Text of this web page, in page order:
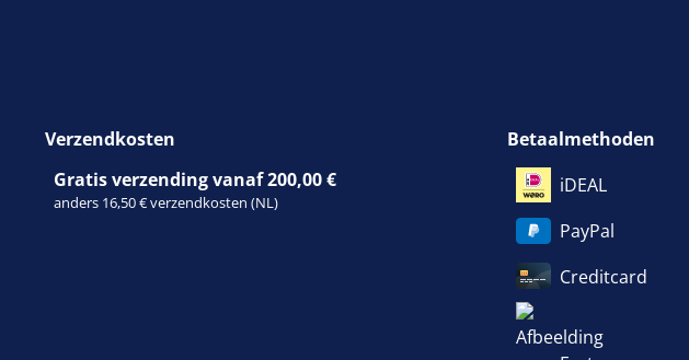
Verzendkosten
Gratis verzending vanaf 200,00 €
anders 16,50 € verzendkosten (NL)
Betaalmethoden
iDEAL
PayPal
Creditcard